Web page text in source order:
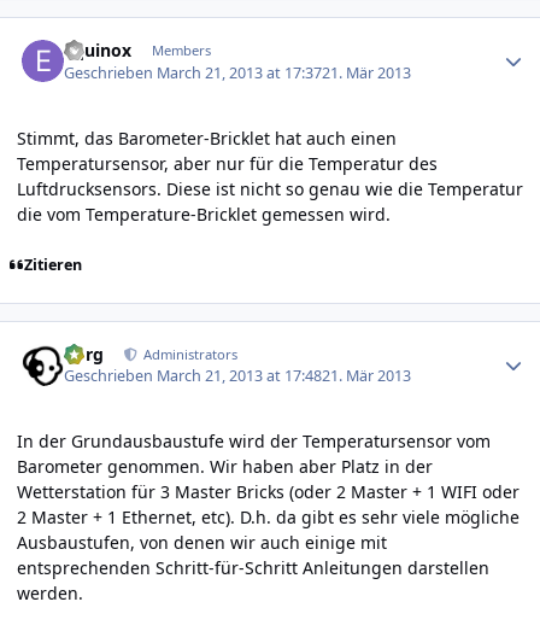
Equinox Members
Geschrieben March 21, 2013 at 17:3721. Mär 2013
Stimmt, das Barometer-Bricklet hat auch einen
Temperatursensor, aber nur für die Temperatur des
Luftdrucksensors. Diese ist nicht so genau wie die Temperatur
die vom Temperature-Bricklet gemessen wird.
Zitieren
borg Administrators
Geschrieben March 21, 2013 at 17:4821. Mär 2013
In der Grundausbaustufe wird der Temperatursensor vom
Barometer genommen. Wir haben aber Platz in der
Wetterstation für 3 Master Bricks (oder 2 Master + 1 WIFI oder
2 Master + 1 Ethernet, etc). D.h. da gibt es sehr viele mögliche
Ausbaustufen, von denen wir auch einige mit
entsprechenden Schritt-für-Schritt Anleitungen darstellen
werden.